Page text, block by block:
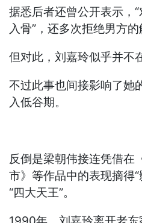
据悉后者还曾公开表示，
入骨”，还多次拒绝男方的
但对此，刘嘉玲似乎并不
不过此事也间接影响了她
入低谷期。
反倒是梁朝伟接连凭借在
市》等作品中的表现摘得
“四大天王”。